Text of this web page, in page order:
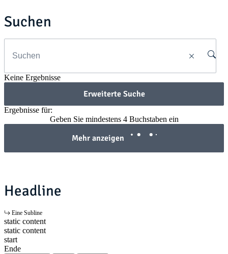
Suchen
Keine Ergebnisse
Erweiterte Suche
Ergebnisse für:
Geben Sie mindestens 4 Buchstaben ein
Mehr anzeigen
Headline
Eine Subline
static content
static content
start
Ende